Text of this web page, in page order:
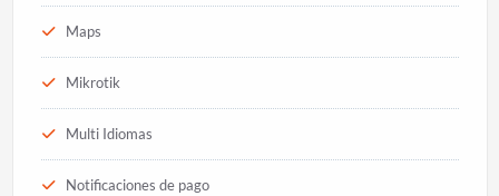
Maps
Mikrotik
Multi Idiomas
Notificaciones de pago